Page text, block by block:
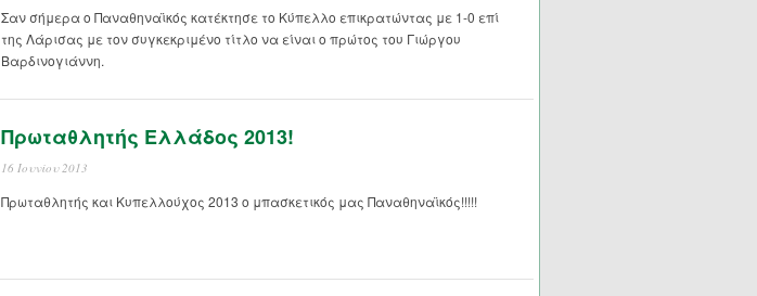
Σαν σήμερα ο Παναθηναϊκός κατέκτησε το Κύπελλο επικρατώντας με 1-0 επί
της Λάρισας με τον συγκεκριμένο τίτλο να είναι ο πρώτος του Γιώργου
Βαρδινογιάννη.
Πρωταθλητής Ελλάδος 2013!
16 Ιουνίου 2013
Πρωταθλητής και Κυπελλούχος 2013 ο μπασκετικός μας Παναθηναϊκός!!!!!